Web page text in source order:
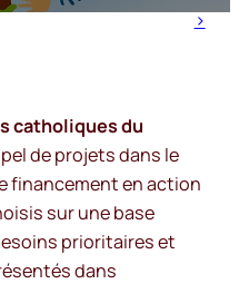
catholiques du
de projets dans le
financement en action
sur une base
prioritaires et
dans